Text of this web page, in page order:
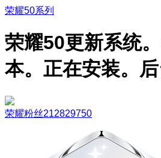
荣耀50系列
荣耀50更新系统
本。正在安装。后
荣耀粉丝212829750